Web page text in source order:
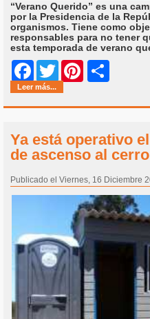
“Verano Querido” es una
por la Presidencia de la
organismos. Tiene como
responsables para no tener
esta temporada de verano
Facebook
Twitter Pinterest
Leer más...
Ya está operativo
de ascenso al
Publicado el Viernes, 16 Diciembre